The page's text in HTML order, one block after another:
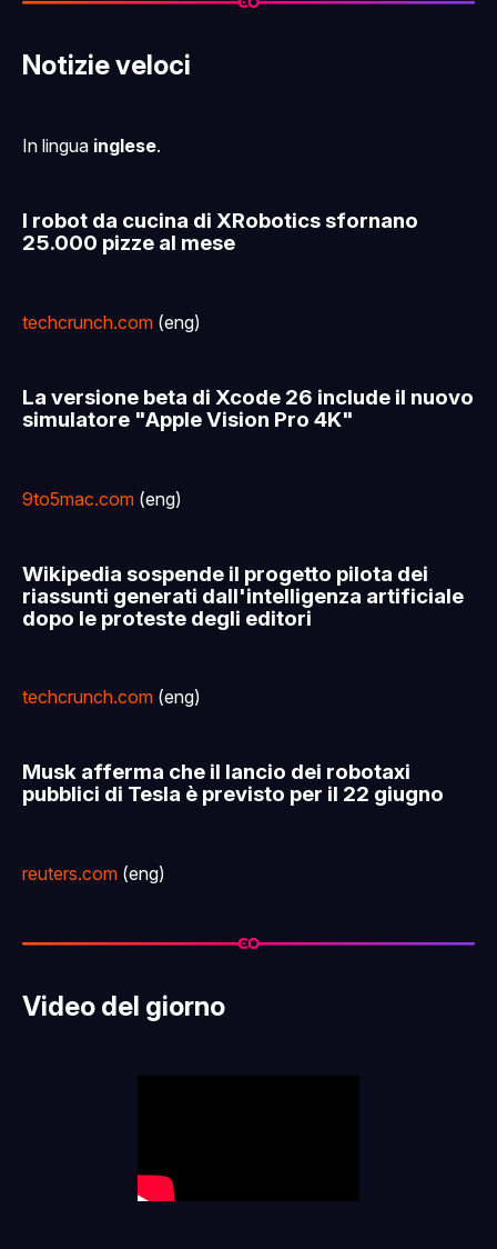
Notizie veloci
In lingua inglese.
I robot da cucina di XRobotics sfornano
25.000 pizze al mese
techcrunch.com (eng)
La versione beta di Xcode 26 include il nuovo
simulatore "Apple Vision Pro 4K"
9to5mac.com (eng)
Wikipedia sospende il progetto pilota dei
riassunti generati dall'intelligenza artificiale
dopo le proteste degli editori
techcrunch.com (eng)
Musk afferma che il lancio dei robotaxi
pubblici di Tesla è previsto per il 22 giugno
reuters.com (eng)
Video del giorno